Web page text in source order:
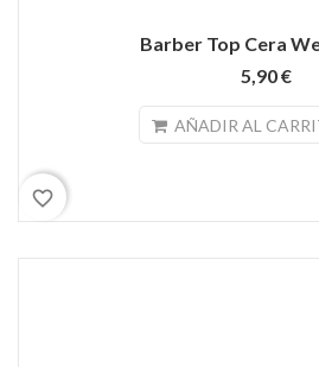
Barber Top Cera
5,90 €
AÑADIR AL
favorite_border